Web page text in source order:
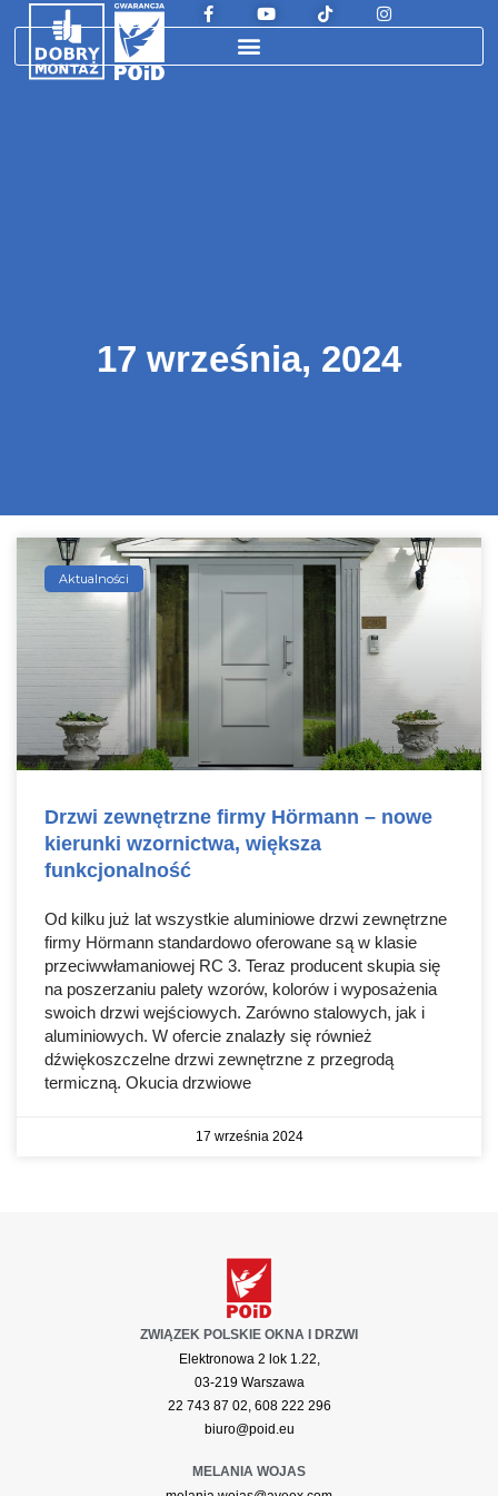
17 września, 2024
Aktualności
Drzwi zewnętrzne firmy Hörmann – nowe
kierunki wzornictwa, większa
funkcjonalność
Od kilku już lat wszystkie aluminiowe drzwi zewnętrzne
firmy Hörmann standardowo oferowane są w klasie
przeciwwłamaniowej RC 3. Teraz producent skupia się
na poszerzaniu palety wzorów, kolorów i wyposażenia
swoich drzwi wejściowych. Zarówno stalowych, jak i
aluminiowych. W ofercie znalazły się również
dźwiękoszczelne drzwi zewnętrzne z przegrodą
termiczną. Okucia drzwiowe
17 września 2024
ZWIĄZEK POLSKIE OKNA I DRZWI
Elektronowa 2 lok 1.22,
03-219 Warszawa
22 743 87 02, 608 222 296
biuro@poid.eu
MELANIA WOJAS